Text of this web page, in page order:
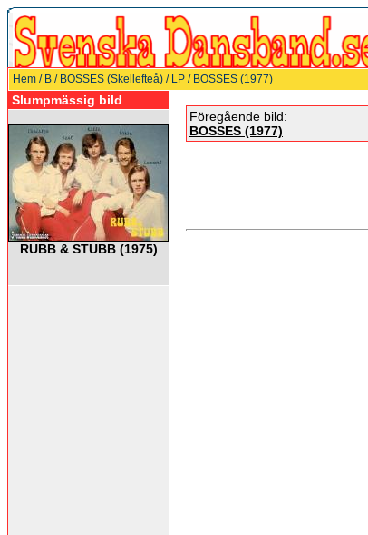
Hem / B / BOSSES (Skellefteå) / LP / BOSSES (1977)
Slumpmässig bild
RUBB & STUBB (1975)
Föregående bild:
BOSSES (1977)